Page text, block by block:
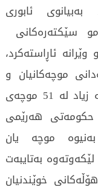
ئابوری
سێکتەرەکانی
ئاڕاستەکرد،
موچەکانیان و
پاشەکەوت و لێبڕین، بە هەمو ئەمانە زیاد لە 51 موچەی
حکومەتی هەرێمی
بەنیوە موچە یان
بەتایبەت
خوێندنیان